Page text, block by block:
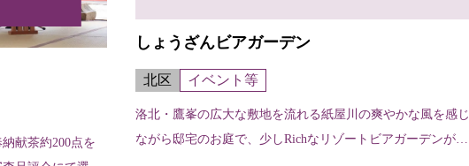
献茶約200点を
しょうざんビアガーデン
北区 イベント等
洛北・鷹峯の広大な敷地を流れる紙屋川の爽やかな風を感じ
ながら邸宅のお庭で、少しRichなリゾートビアガーデンが楽